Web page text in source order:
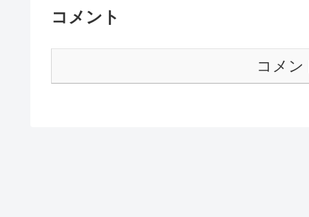
コメント
コメン